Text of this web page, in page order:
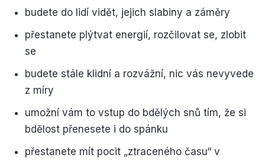
budete do lidí vidět, jejich slabiny a záměry
přestanete plýtvat energií, rozčilovat se, zlobit
se
budete stále klidní a rozvážní, nic vás nevyvede
z míry
umožní vám to vstup do bdělých snů tím, že si
bdělost přenesete i do spánku
přestanete mít pocit „ztraceného času“ v